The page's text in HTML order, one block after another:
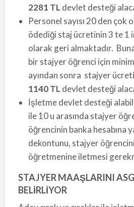
2281 TL devlet desteği
Personel sayısı 20 den çok
ödediği staj ücretinin 3 te 1
olarak geri almaktadır.
bir stajyer öğrenci için
ayından sonra stajyer
1140 TL devlet desteği
İşletme devlet desteği
ile 10 u arasında stajyer
öğrencinin banka hesabına
dekontunu, stajyer
öğretmenine iletmesi
STAJYER MAAŞLARINI
BELİRLİYOR